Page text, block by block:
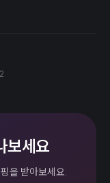
보세요
을 받아보세요.